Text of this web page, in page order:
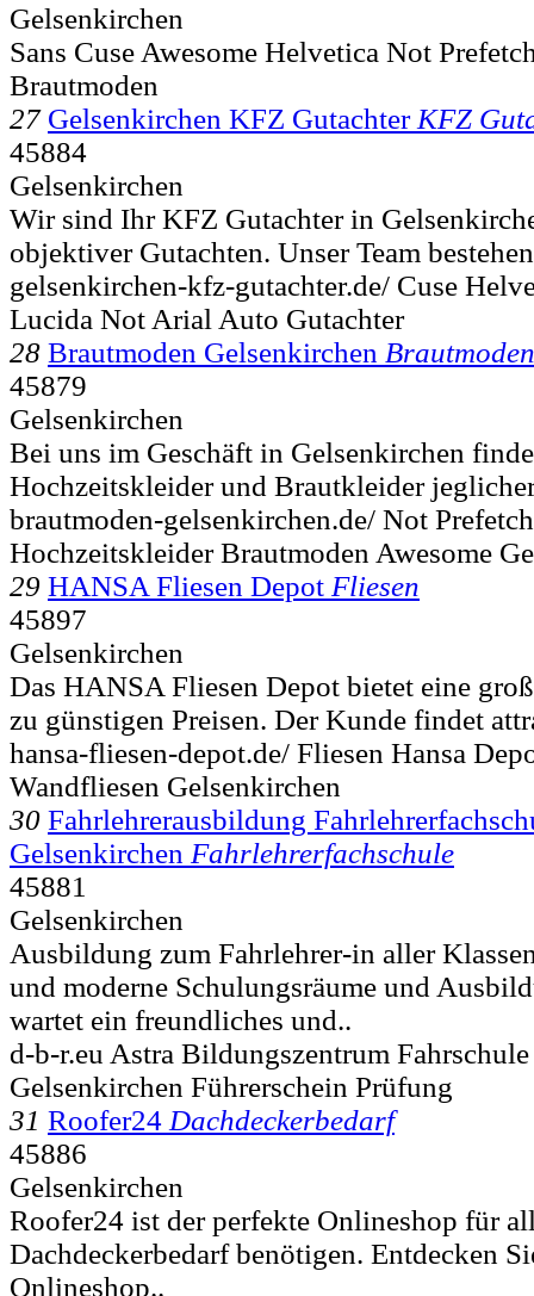
Gelsenkirchen
Sans Cuse Awesome Helvetica Not
Brautmoden
27 Gelsenkirchen KFZ Gutachter KFZ
45884
Gelsenkirchen
Wir sind Ihr KFZ Gutachter in
objektiver Gutachten. Unser Team
gelsenkirchen-kfz-gutachter.de/ Cuse
Lucida Not Arial Auto Gutachter
28 Brautmoden Gelsenkirchen Brautmoden
45879
Gelsenkirchen
Bei uns im Geschäft in Gelsenkirchen
Hochzeitskleider und Brautkleider
brautmoden-gelsenkirchen.de/ Not
Hochzeitskleider Brautmoden Awesome
29 HANSA Fliesen Depot Fliesen
45897
Gelsenkirchen
Das HANSA Fliesen Depot bietet eine
zu günstigen Preisen. Der Kunde findet
hansa-fliesen-depot.de/ Fliesen Hansa
Wandfliesen Gelsenkirchen
30 Fahrlehrerausbildung
Gelsenkirchen Fahrlehrerfachschule
45881
Gelsenkirchen
Ausbildung zum Fahrlehrer-in aller
und moderne Schulungsräume und
wartet ein freundliches und..
d-b-r.eu Astra Bildungszentrum
Gelsenkirchen Führerschein Prüfung
31 Roofer24 Dachdeckerbedarf
45886
Gelsenkirchen
Roofer24 ist der perfekte Onlineshop für
Dachdeckerbedarf benötigen. Entdecken
Onlineshop..